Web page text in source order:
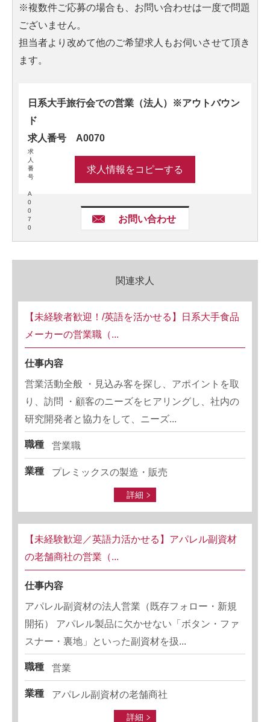
※複数件ご応募の場合も、お問い合わせは一度で問題
ございません。
担当者より改めて他のご希望求人もお伺いさせて頂き
ます。
求
人
番
号
A
0
0
7
0
日系大手旅行会での営業（法人）※アウトバウン
ド
求人番号 A0070
求人情報をコピーする
お問い合わせ
関連求人
【未経験者歓迎！/英語を活かせる】日系大手食品
メーカーの営業職（...
仕事内容
営業活動全般 ・見込み客を探し、アポイントを取
り、訪問 ・顧客のニーズをヒアリングし、社内の
研究開発者と協力をして、ニーズ...
職種 営業職
業種 プレミックスの製造・販売
詳細
【未経験歓迎／英語力活かせる】アパレル副資材
の老舗商社の営業（...
仕事内容
アパレル副資材の法人営業（既存フォロー・新規
開拓） アパレル製品に欠かせない「ボタン・ファ
スナー・裏地」といった副資材を扱...
職種 営業
業種 アパレル副資材の老舗商社
詳細